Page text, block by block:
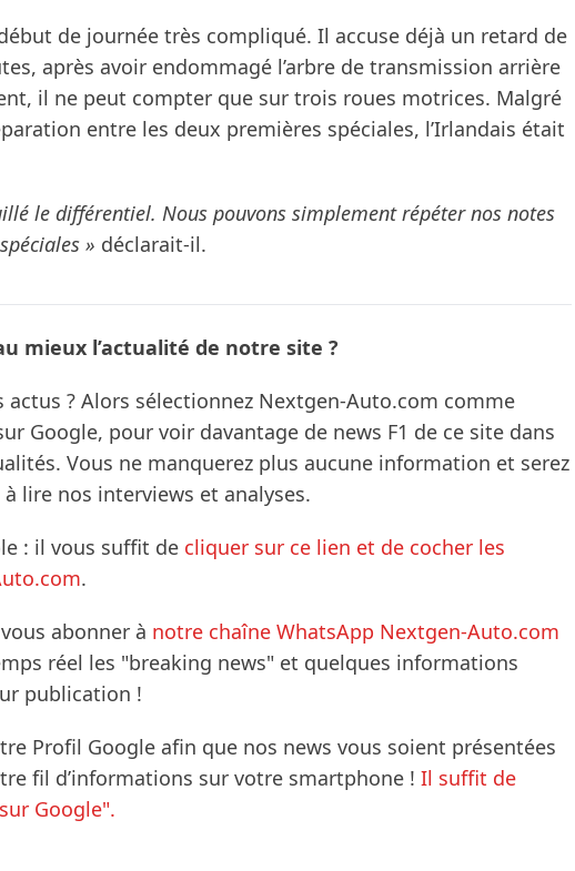
de journée très compliqué. Il accuse déjà un retard de
après avoir endommagé l’arbre de transmission arrière
il ne peut compter que sur trois roues motrices. Malgré
entre les deux premières spéciales, l’Irlandais était
le différentiel. Nous pouvons simplement répéter nos notes
» déclarait-il.
mieux l’actualité de notre site ?
actus ? Alors sélectionnez Nextgen-Auto.com comme
Google, pour voir davantage de news F1 de ce site dans
Vous ne manquerez plus aucune information et serez
lire nos interviews et analyses.
: il vous suffit de cliquer sur ce lien et de cocher les
.
abonner à notre chaîne WhatsApp Nextgen-Auto.com
réel les "breaking news" et quelques informations
publication !
Profil Google afin que nos news vous soient présentées
fil d’informations sur votre smartphone ! Il suffit de
Google".